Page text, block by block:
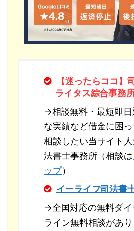
【迷ったらココ】
ライタス綜合事務
→相談無料・最短即日
な実績など借金に困
相談したい当サイト人
法書士事務所（相談は
ップ）
イーライフ司法書
→全国対応の無料ダイ
ライン無料相談があ